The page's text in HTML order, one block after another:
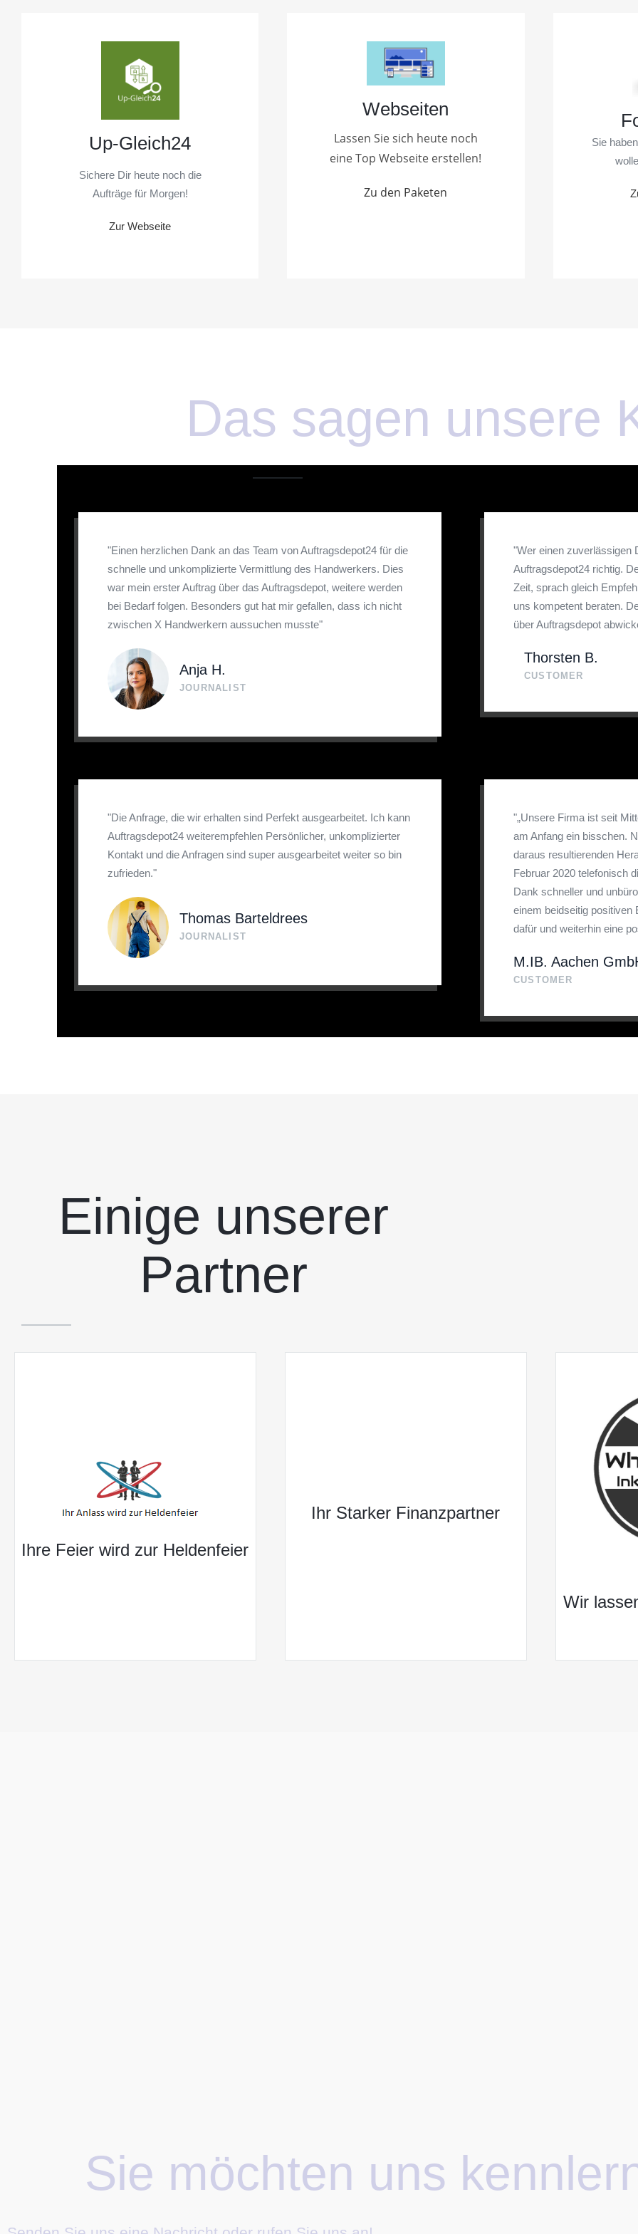
Up-Gleich24
Sichere Dir heute noch die
Aufträge für Morgen!
Zur Webseite
Webseiten
Lassen Sie sich heute noch
eine Top Webseite erstellen!
Zu den Paketen
Sie
Das sagen unsere
"Einen herzlichen Dank an das Team von Auftragsdepot24 für die
schnelle und unkomplizierte Vermittlung des Handwerkers. Dies
war mein erster Auftrag über das Auftragsdepot, weitere werden
bei Bedarf folgen. Besonders gut hat mir gefallen, dass ich nicht
zwischen X Handwerkern aussuchen musste"
Anja H.
JOURNALIST
"Wer einen zuverlässigen
Auftragsdepot24 richtig.
Zeit, sprach gleich
uns kompetent beraten.
über Auftragsdepot
Thorsten B.
CUSTOMER
"Die Anfrage, die wir erhalten sind Perfekt ausgearbeitet. Ich kann
Auftragsdepot24 weiterempfehlen Persönlicher, unkomplizierter
Kontakt und die Anfragen sind super ausgearbeitet weiter so bin
zufrieden."
Thomas Barteldrees
JOURNALIST
"„Unsere Firma ist seit
am Anfang ein bisschen.
daraus resultierenden
Februar 2020 telefonisch
Dank schneller und
einem beidseitig
dafür und weiterhin eine
M.IB. Aachen
CUSTOMER
Einige unserer
Partner
Ihre Feier wird zur Heldenfeier
Ihr Starker Finanzpartner
Wir
Sie möchten uns